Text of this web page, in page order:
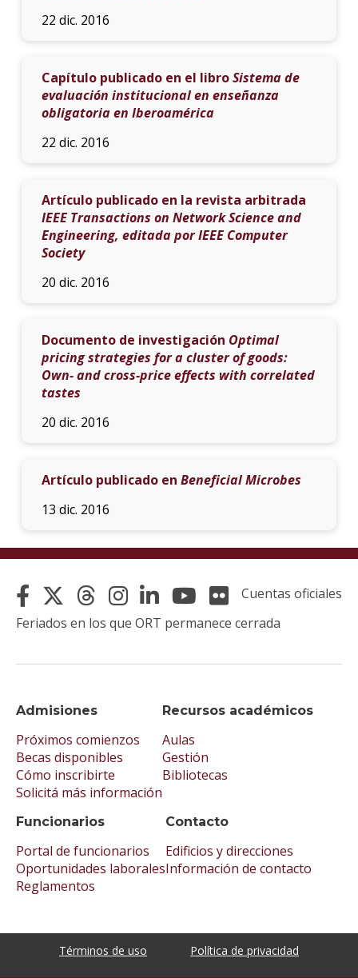
22 dic. 2016
Capítulo publicado en el libroSistema de
evaluación institucional en enseñanza
obligatoria en Iberoamérica
22 dic. 2016
Artículo publicado en la revista arbitrada
IEEE Transactions on Network Science and
Engineering, editada por IEEE Computer
Society
20 dic. 2016
Documento de investigación Optimal
pricing strategies for a cluster of goods:
Own- and cross-price effects with correlated
tastes
20 dic. 2016
Artículo publicado en Beneficial Microbes
13 dic. 2016
Admisiones
Próximos comienzos
Becas disponibles
Cómo inscribirte
Solicitá más información
Recursos académicos
Aulas
Gestión
Bibliotecas
Funcionarios
Portal de funcionarios
Oportunidades laborales
Reglamentos
Contacto
Edificios y direcciones
Información de contacto
Cuentas oficiales
Feriados en los que ORT permanece cerrada
Términos de uso Política de privacidad